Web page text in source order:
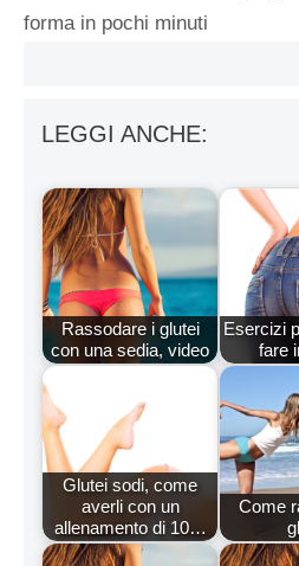
forma in pochi minuti
LEGGI ANCHE:
Rassodare i glutei
con una sedia, video
Esercizi
fare
Glutei sodi, come
averli con un
allenamento di 10…
Come